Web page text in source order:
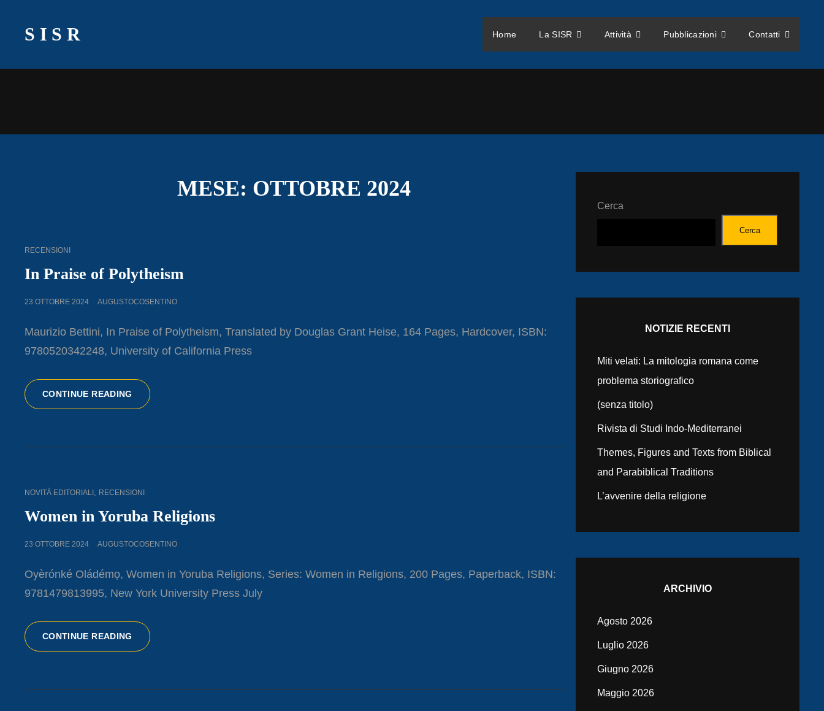
SISR Home La SISR Attività Pubblicazioni Contatti
MESE: OTTOBRE 2024
CAT
RECENSIONI
In Praise of Polytheism
POSTED
23 OTTOBRE 2024 AUGUSTOCOSENTINO
Maurizio Bettini, In Praise of Polytheism, Translated by Douglas Grant Heise, 164 Pages, Hardcover, ISBN:
9780520342248, University of California Press
CONTINUE READING
PRAISE
CAT
NOVITÀ EDITORIALI , RECENSIONI
Women in Yoruba Religions
POSTED
23 OTTOBRE 2024 AUGUSTOCOSENTINO
Oyèrónké Oládémọ, Women in Yoruba Religions, Series: Women in Religions, 200 Pages, Paperback, ISBN:
9781479813995, New York University Press July
CONTINUE READING WOMEN
IN
Cerca
Cerca
NOTIZIE RECENTI
Miti velati: La mitologia romana come
problema storiografico
(senza titolo)
Rivista di Studi Indo-Mediterranei
Themes, Figures and Texts from Biblical
and Parabiblical Traditions
L’avvenire della religione
ARCHIVIO
Agosto 2026
Luglio 2026
Giugno 2026
Maggio 2026